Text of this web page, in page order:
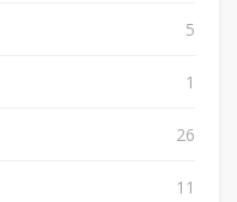
5
1
26
11